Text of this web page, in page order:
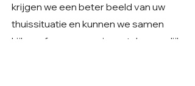
krijgen we een beter beeld van uw
thuissituatie en kunnen we samen
kijken of er een mooie match mogelijk